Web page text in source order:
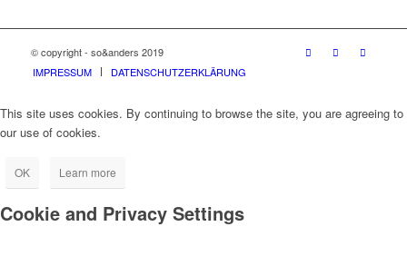
© copyright - so&anders 2019
IMPRESSUM
DATENSCHUTZERKLÄRUNG
This site uses cookies. By continuing to browse the site, you are agreeing to
our use of cookies.
OK Learn more
Cookie and Privacy Settings